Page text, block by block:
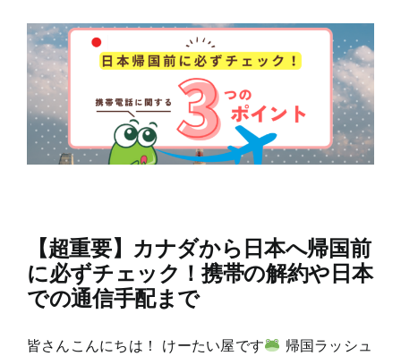
【超重要】カナダから日本へ帰国前
に必ずチェック！携帯の解約や日本
での通信手配まで
皆さんこんにちは！ けーたい屋です
帰国ラッシュ